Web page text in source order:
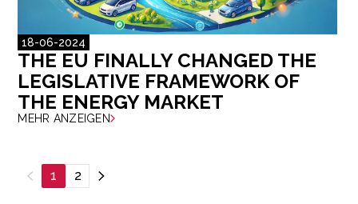
18-06-2024
THE EU FINALLY CHANGED THE
LEGISLATIVE FRAMEWORK OF
THE ENERGY MARKET
MEHR ANZEIGEN
1 2